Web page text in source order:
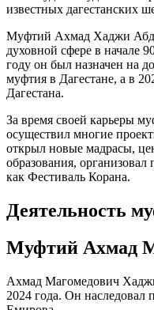
известных дагестанских
Муфтий Ахмад Хаджи
духовной сфере в начале
году он был назначен на
муфтия в Дагестане, а в
Дагестана.
За время своей карьеры
осуществил многие
открыл новые мадрасы,
образования,
как Фестиваль Корана.
Деятельность
Муфтий Ахмад
Ахмад Магомедович
2024 года. Он наследовал